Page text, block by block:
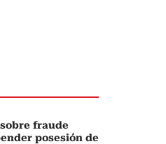
fraude
posesión de